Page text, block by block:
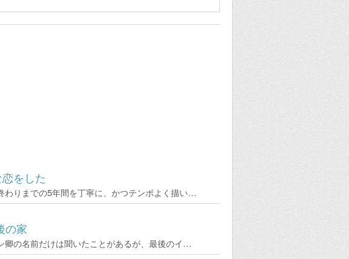
をした
わりまでの5年間を丁寧に、かつテンポよく描い…
の家
卿の名前だけは聞いたことがあるが、最後のイ…